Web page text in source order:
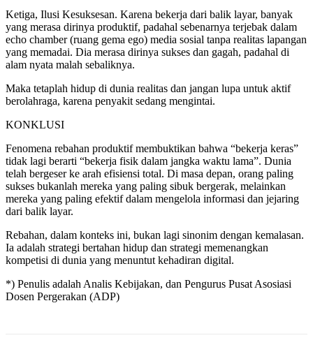
​Ketiga, Ilusi Kesuksesan. Karena bekerja dari balik layar, banyak
yang merasa dirinya produktif, padahal sebenarnya terjebak dalam
echo chamber (ruang gema ego) media sosial tanpa realitas lapangan
yang memadai. Dia merasa dirinya sukses dan gagah, padahal di
alam nyata malah sebaliknya.
Maka tetaplah hidup di dunia realitas dan jangan lupa untuk aktif
berolahraga, karena penyakit sedang mengintai.
​KONKLUSI
​Fenomena rebahan produktif membuktikan bahwa “bekerja keras”
tidak lagi berarti “bekerja fisik dalam jangka waktu lama”. Dunia
telah bergeser ke arah efisiensi total. Di masa depan, orang paling
sukses bukanlah mereka yang paling sibuk bergerak, melainkan
mereka yang paling efektif dalam mengelola informasi dan jejaring
dari balik layar.
​Rebahan, dalam konteks ini, bukan lagi sinonim dengan kemalasan.
Ia adalah strategi bertahan hidup dan strategi memenangkan
kompetisi di dunia yang menuntut kehadiran digital.
*) Penulis adalah Analis Kebijakan, dan Pengurus Pusat Asosiasi
Dosen Pergerakan (ADP)